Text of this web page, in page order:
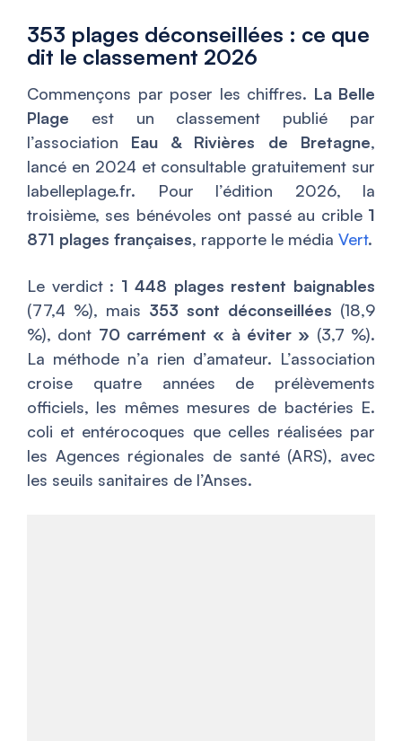
353 plages déconseillées : ce que
dit le classement 2026
Commençons par poser les chiffres. La Belle
Plage est un classement publié par
l’association Eau & Rivières de Bretagne,
lancé en 2024 et consultable gratuitement sur
labelleplage.fr. Pour l’édition 2026, la
troisième, ses bénévoles ont passé au crible 1
871 plages françaises, rapporte le média Vert.
Le verdict : 1 448 plages restent baignables
(77,4 %), mais 353 sont déconseillées (18,9
%), dont 70 carrément « à éviter » (3,7 %).
La méthode n’a rien d’amateur. L’association
croise quatre années de prélèvements
officiels, les mêmes mesures de bactéries E.
coli et entérocoques que celles réalisées par
les Agences régionales de santé (ARS), avec
les seuils sanitaires de l’Anses.